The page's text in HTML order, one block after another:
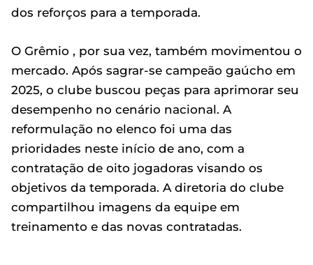
dos reforços para a temporada.
O Grêmio , por sua vez, também movimentou o
mercado. Após sagrar-se campeão gaúcho em
2025, o clube buscou peças para aprimorar seu
desempenho no cenário nacional. A
reformulação no elenco foi uma das
prioridades neste início de ano, com a
contratação de oito jogadoras visando os
objetivos da temporada. A diretoria do clube
compartilhou imagens da equipe em
treinamento e das novas contratadas.